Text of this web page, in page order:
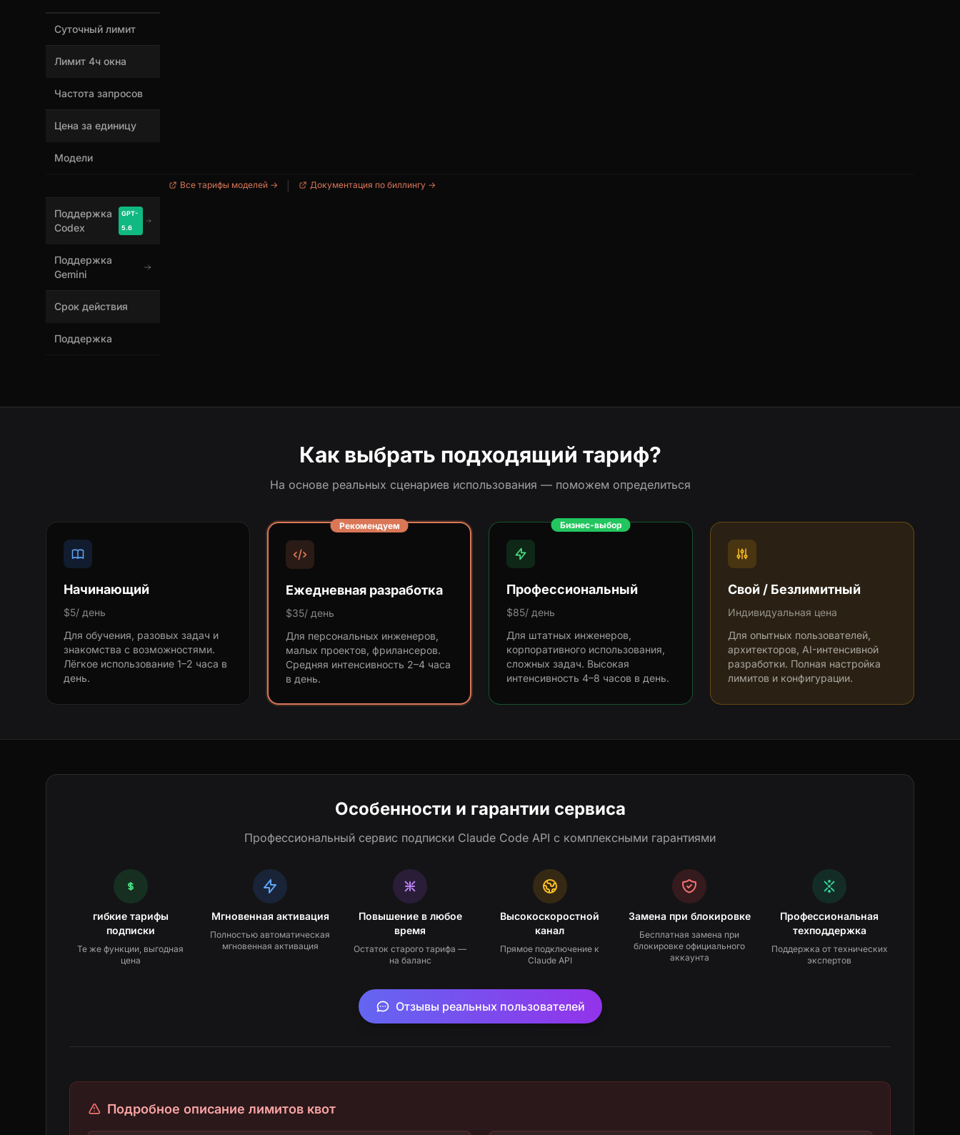
Суточный лимит
Лимит 4ч окна
Частота запросов
Цена за единицу
Модели
Все тарифы моделей → Документация по биллингу →
Поддержка
Codex
GPT-
5.6
Поддержка
Gemini
Срок действия
Поддержка
Как выбрать подходящий тариф?
На основе реальных сценариев использования — поможем определиться
Начинающий
$5/ день
Для обучения, разовых задач и
знакомства с возможностями.
Лёгкое использование 1–2 часа в
день.
Рекомендуем
Ежедневная разработка
$35/ день
Для персональных инженеров,
малых проектов, фрилансеров.
Средняя интенсивность 2–4 часа
в день.
Бизнес-выбор
Профессиональный
$85/ день
Для штатных инженеров,
корпоративного использования,
сложных задач. Высокая
интенсивность 4–8 часов в день.
Свой / Безлимитный
Индивидуальная цена
Для опытных пользователей,
архитекторов, AI-интенсивной
разработки. Полная настройка
лимитов и конфигурации.
Особенности и гарантии сервиса
Профессиональный сервис подписки Claude Code API с комплексными гарантиями
гибкие тарифы
подписки
Те же функции, выгодная
цена
Мгновенная активация
Полностью автоматическая
мгновенная активация
Повышение в любое
время
Остаток старого тарифа —
на баланс
Высокоскоростной
канал
Прямое подключение к
Claude API
Замена при блокировке
Бесплатная замена при
блокировке официального
аккаунта
Профессиональная
техподдержка
Поддержка от технических
экспертов
Отзывы реальных пользователей
Подробное описание лимитов квот